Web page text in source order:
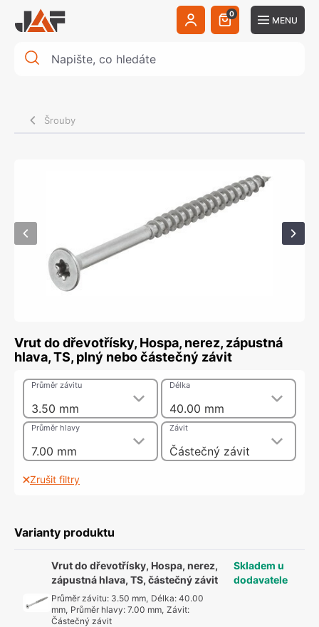
0
MENU
Šrouby
Vrut do dřevotřísky, Hospa, nerez, zápustná
hlava, TS, plný nebo částečný závit
3.50 mm
Průměr závitu
40.00 mm
Délka
7.00 mm
Průměr hlavy
Částečný závit
Závit
Zrušit filtry
Varianty produktu
Vrut do dřevotřísky, Hospa, nerez,
zápustná hlava, TS, částečný závit
Průměr závitu: 3.50 mm, Délka: 40.00
mm, Průměr hlavy: 7.00 mm, Závit:
Částečný závit
Skladem u
dodavatele